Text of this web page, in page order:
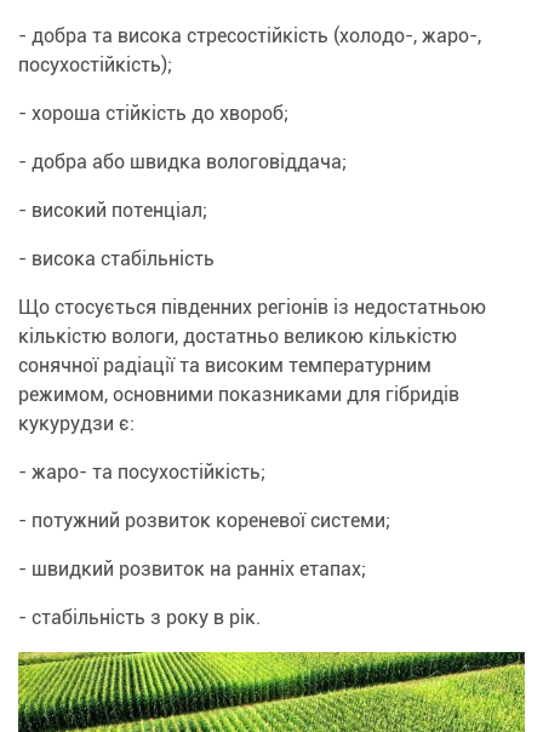
- добра та висока стресостійкість (холодо-, жаро-,
посухостійкість);
- хороша стійкість до хвороб;
- добра або швидка вологовіддача;
- високий потенціал;
- висока стабільність
Що стосується південних регіонів із недостатньою
кількістю вологи, достатньо великою кількістю
сонячної радіації та високим температурним
режимом, основними показниками для гібридів
кукурудзи є:
- жаро- та посухостійкість;
- потужний розвиток кореневої системи;
- швидкий розвиток на ранніх етапах;
- стабільність з року в рік.